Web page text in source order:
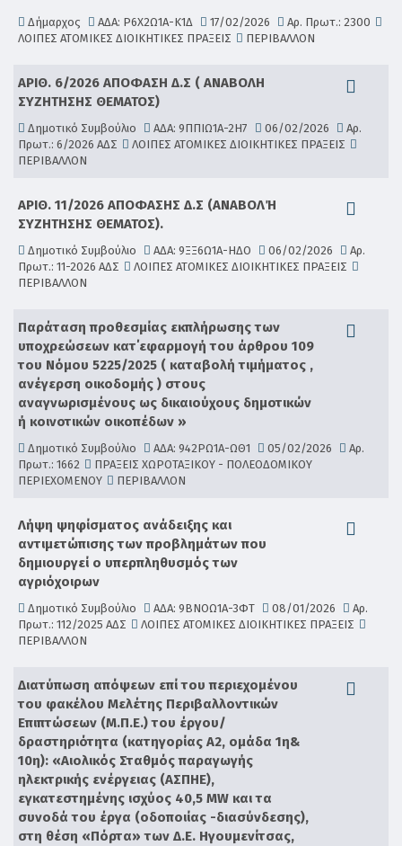
Δήμαρχος ΑΔΑ: Ρ6Χ2Ω1Α-Κ1Δ 17/02/2026
Αρ. Πρωτ.: 2300
ΛΟΙΠΕΣ ΑΤΟΜΙΚΕΣ ΔΙΟΙΚΗΤΙΚΕΣ ΠΡΑΞΕΙΣ
ΠΕΡΙΒΑΛΛΟΝ
ΑΡΙΘ. 6/2026 ΑΠΟΦΑΣΗ Δ.Σ ( ΑΝΑΒΟΛΗ
ΣΥΖΗΤΗΣΗΣ ΘΕΜΑΤΟΣ)
Δημοτικό Συμβούλιο ΑΔΑ: 9ΠΠΙΩ1Α-2Η7 06/02/2026
Αρ.
Πρωτ.: 6/2026 ΑΔΣ
ΛΟΙΠΕΣ ΑΤΟΜΙΚΕΣ ΔΙΟΙΚΗΤΙΚΕΣ ΠΡΑΞΕΙΣ
ΠΕΡΙΒΑΛΛΟΝ
ΑΡΙΘ. 11/2026 ΑΠΟΦΑΣΗΣ Δ.Σ (ΑΝΑΒΟΛΉ
ΣΥΖΗΤΗΣΗΣ ΘΕΜΑΤΟΣ).
Δημοτικό Συμβούλιο ΑΔΑ: 9ΞΞ6Ω1Α-ΗΔΟ 06/02/2026
Αρ.
Πρωτ.: 11-2026 ΑΔΣ
ΛΟΙΠΕΣ ΑΤΟΜΙΚΕΣ ΔΙΟΙΚΗΤΙΚΕΣ ΠΡΑΞΕΙΣ
ΠΕΡΙΒΑΛΛΟΝ
Παράταση προθεσμίας εκπλήρωσης των
υποχρεώσεων κατ΄εφαρμογή του άρθρου 109
του Νόμου 5225/2025 ( καταβολή τιμήματος ,
ανέγερση οικοδομής ) στους
αναγνωρισμένους ως δικαιούχους δημοτικών
ή κοινοτικών οικοπέδων »
Δημοτικό Συμβούλιο ΑΔΑ: 942ΡΩ1Α-ΩΘ1 05/02/2026
Αρ.
Πρωτ.: 1662
ΠΡΑΞΕΙΣ ΧΩΡΟΤΑΞΙΚΟΥ - ΠΟΛΕΟΔΟΜΙΚΟΥ
ΠΕΡΙΕΧΟΜΕΝΟΥ
ΠΕΡΙΒΑΛΛΟΝ
Λήψη ψηφίσματος ανάδειξης και
αντιμετώπισης των προβλημάτων που
δημιουργεί ο υπερπληθυσμός των
αγριόχοιρων
Δημοτικό Συμβούλιο ΑΔΑ: 9ΒΝΟΩ1Α-3ΦΤ 08/01/2026
Αρ.
Πρωτ.: 112/2025 ΑΔΣ
ΛΟΙΠΕΣ ΑΤΟΜΙΚΕΣ ΔΙΟΙΚΗΤΙΚΕΣ ΠΡΑΞΕΙΣ
ΠΕΡΙΒΑΛΛΟΝ
Διατύπωση απόψεων επί του περιεχομένου
του φακέλου Μελέτης Περιβαλλοντικών
Επιπτώσεων (Μ.Π.Ε.) του έργου/
δραστηριότητα (κατηγορίας Α2, ομάδα 1η&
10η): «Αιολικός Σταθμός παραγωγής
ηλεκτρικής ενέργειας (ΑΣΠΗΕ),
εγκατεστημένης ισχύος 40,5 MW και τα
συνοδά του έργα (οδοποιίας -διασύνδεσης),
στη θέση «Πόρτα» των Δ.Ε. Ηγουμενίτσας,